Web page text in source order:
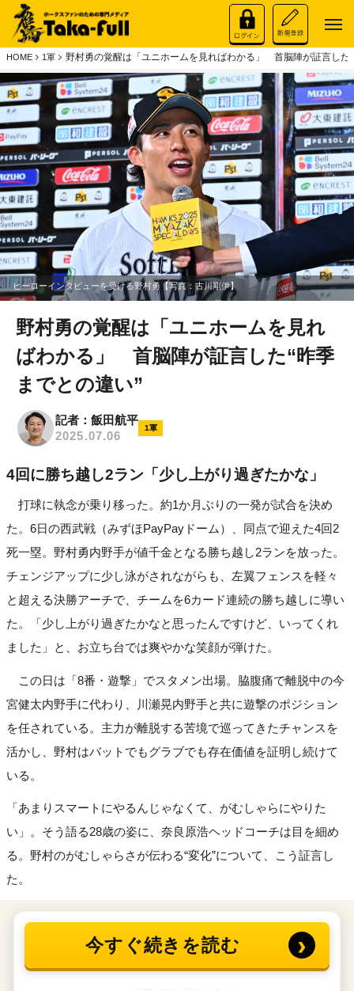
HOME 1軍 野村勇の覚醒は「ユニホームを見ればわかる」 首脳陣が証言した“
ヒーローインタビューを受ける野村勇【写真：古川剛伊】
野村勇の覚醒は「ユニホームを見れ
ばわかる」 首脳陣が証言した“昨季
までとの違い”
記者：飯田航平
2025.07.06
1軍
4回に勝ち越し2ラン「少し上がり過ぎたかな」
打球に執念が乗り移った。約1か月ぶりの一発が試合を決め
た。6日の西武戦（みずほPayPayドーム）、同点で迎えた4回2
死一塁。野村勇内野手が値千金となる勝ち越し2ランを放った。
チェンジアップに少し泳がされながらも、左翼フェンスを軽々
と超える決勝アーチで、チームを6カード連続の勝ち越しに導い
た。「少し上がり過ぎたかなと思ったんですけど、いってくれ
ました」と、お立ち台では爽やかな笑顔が弾けた。
この日は「8番・遊撃」でスタメン出場。脇腹痛で離脱中の今
宮健太内野手に代わり、川瀬晃内野手と共に遊撃のポジション
を任されている。主力が離脱する苦境で巡ってきたチャンスを
活かし、野村はバットでもグラブでも存在価値を証明し続けて
いる。
「あまりスマートにやるんじゃなくて、がむしゃらにやりた
い」。そう語る28歳の姿に、奈良原浩ヘッドコーチは目を細め
る。野村のがむしゃらさが伝わる“変化”について、こう証言し
た。